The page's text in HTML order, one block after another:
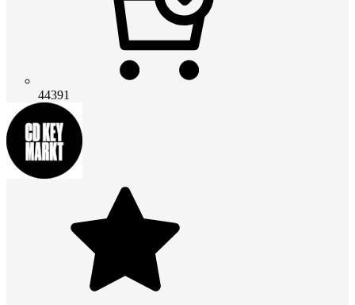
44391